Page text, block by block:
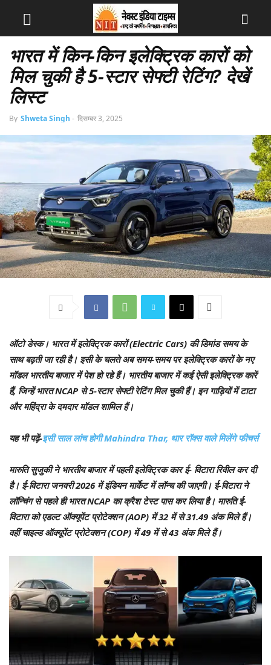
भारत में किन-किन इलेक्ट्रिक कारों को
मिल चुकी है 5-स्टार सेफ्टी रेटिंग? देखें
लिस्ट
By Shweta Singh - दिसम्बर 3, 2025
ऑटो डेस्क। भारत में इलेक्ट्रिक कारों (Electric Cars) की डिमांड समय के
साथ बढ़ती जा रही है। इसी के चलते अब समय-समय पर इलेक्ट्रिक कारों के नए
मॉडल भारतीय बाजार में पेश हो रहे हैं। भारतीय बाजार में कई ऐसी इलेक्ट्रिक कारें
हैं, जिन्हें भारत NCAP से 5-स्टार सेफ्टी रेटिंग मिल चुकी हैं। इन गाड़ियों में टाटा
और महिंद्रा के दमदार मॉडल शामिल हैं।
यह भी पढ़ें-इसी साल लांच होगी Mahindra Thar, थार रॉक्स वाले मिलेंगे फीचर्स
मारुति सुजुकी ने भारतीय बाजार में पहली इलेक्ट्रिक कार ई- विटारा रिवील कर दी
है। ई-विटारा जनवरी 2026 में इंडियन मार्केट में लॉन्च की जाएगी। ई-विटारा ने
लॉन्चिंग से पहले ही भारत NCAP का क्रैश टेस्ट पास कर लिया है। मारुति ई-
विटारा को एडल्ट ऑक्यूपेंट प्रोटेक्शन (AOP) में 32 में से 31.49 अंक मिले हैं।
वहीं चाइल्ड ऑक्यूपेंट प्रोटेक्शन (COP) में 49 में से 43 अंक मिले हैं।